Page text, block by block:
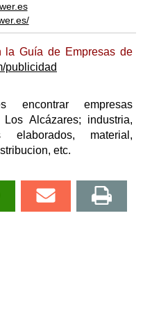
la Guía de Empresas de
publicidad
encontrar empresas
Alcázares; industria,
elaborados, material,
etc.